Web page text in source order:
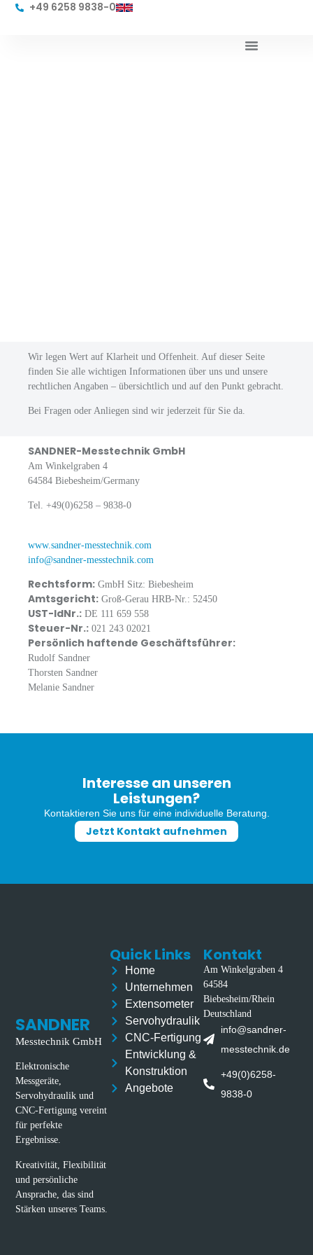
+49 6258 9838-0
Wir legen Wert auf Klarheit und Offenheit. Auf dieser Seite
finden Sie alle wichtigen Informationen über uns und unsere
rechtlichen Angaben – übersichtlich und auf den Punkt gebracht.
Bei Fragen oder Anliegen sind wir jederzeit für Sie da.
SANDNER-Messtechnik GmbH
Am Winkelgraben 4
64584 Biebesheim/Germany
Tel. +49(0)6258 – 9838-0
www.sandner-messtechnik.com
info@sandner-messtechnik.com
Rechtsform: GmbH Sitz: Biebesheim
Amtsgericht: Groß-Gerau HRB-Nr.: 52450
UST-IdNr.: DE 111 659 558
Steuer-Nr.: 021 243 02021
Persönlich haftende Geschäftsführer:
Rudolf Sandner
Thorsten Sandner
Melanie Sandner
Interesse an unseren
Leistungen?
Kontaktieren Sie uns für eine individuelle Beratung.
Jetzt Kontakt aufnehmen
SANDNER
Messtechnik GmbH
Elektronische
Messgeräte,
Servohydraulik und
CNC-Fertigung vereint
für perfekte
Ergebnisse.
Kreativität, Flexibilität
und persönliche
Ansprache, das sind
Stärken unseres Teams.
Kontakt
Am Winkelgraben 4
64584
Biebesheim/Rhein
Deutschland
info@sandner-
messtechnik.de
+49(0)6258-
9838-0
Quick Links
Home
Unternehmen
Extensometer
Servohydraulik
CNC-Fertigung
Entwicklung &
Konstruktion
Angebote